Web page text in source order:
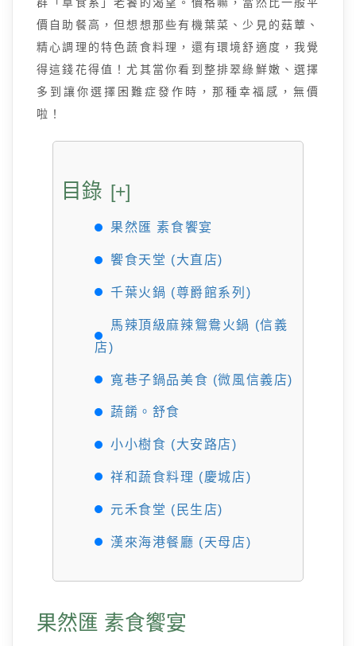
價自助餐高，但想想那些有機葉菜、少見的菇蕈、
精心調理的特色蔬食料理，還有環境舒適度，我覺
得這錢花得值！尤其當你看到整排翠綠鮮嫩、選擇
多到讓你選擇困難症發作時，那種幸福感，無價
啦！
目錄 [+]
果然匯 素食饗宴
饗食天堂 (大直店)
千葉火鍋 (尊爵館系列)
馬辣頂級麻辣鴛鴦火鍋 (信義
店)
寬巷子鍋品美食 (微風信義店)
蔬餚。舒食
小小樹食 (大安路店)
祥和蔬食料理 (慶城店)
元禾食堂 (民生店)
漢來海港餐廳 (天母店)
果然匯 素食饗宴